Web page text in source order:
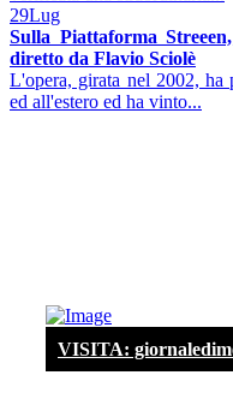
29Lug
Sulla Piattaforma
diretto da Flavio Sciolè
L'opera, girata nel 2002, ha
ed all'estero ed ha vinto...
VISITA: